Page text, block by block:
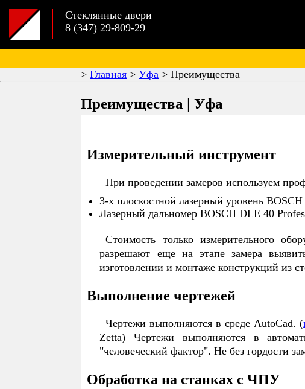
Стеклянные двери
8 (347) 29-809-29
>Главная >Уфа >Преимущества
Преимущества | Уфа
Измерительный инструмент
При проведении замеров используем
3-х плоскостной лазерный уровень
Лазерный дальномер BOSCH DLE 40
Стоимость только измерительного
разрешают еще на этапе замера
изготовлении и монтаже конструкций из
Выполнение чертежей
Чертежи выполняются в среде AutoCad. (
Zetta) Чертежи выполняются в
"человеческий фактор". Не без гордости
Обработка на станках с ЧПУ